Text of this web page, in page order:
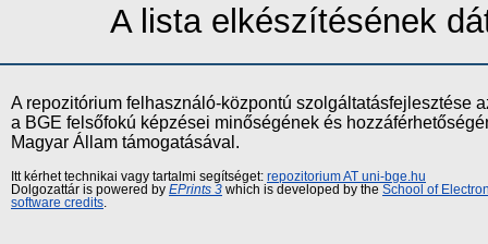
A lista elkészítésének
A repozitórium felhasználó-központú szolgáltatásfejlesztése
a BGE felsőfokú képzései minőségének és
Magyar Állam támogatásával.
Itt kérhet technikai vagy tartalmi segítséget: repozitorium AT uni-bge.hu
Dolgozattár is powered by EPrints 3 which is developed by the School of
software credits